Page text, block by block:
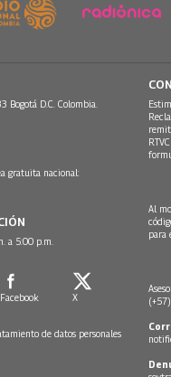
Bogotá D.C. Colombia.
gratuita nacional:
a 5:00 p.m.
Facebook X
de datos personales
RTVC
Al
para